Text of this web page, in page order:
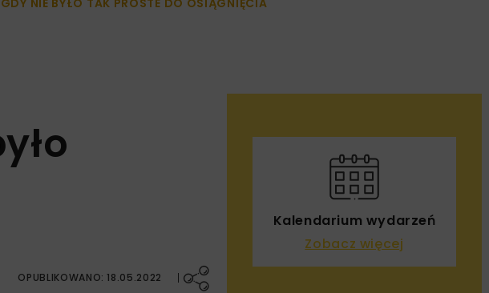
NIE BYŁO TAK PROSTE DO OSIĄGNIĘCIA
OPUBLIKOWANO: 18.05.2022
Kalendarium wydarzeń
Zobacz więcej